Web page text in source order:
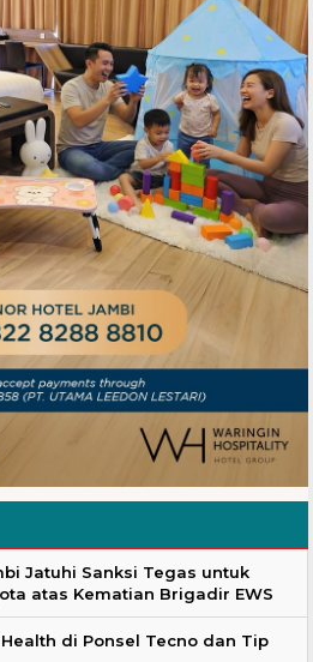
Jatuhi Sanksi Tegas untuk
atas Kematian Brigadir EWS
di Ponsel Tecno dan Tip